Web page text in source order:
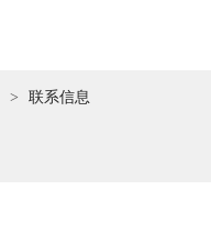
> 联系信息